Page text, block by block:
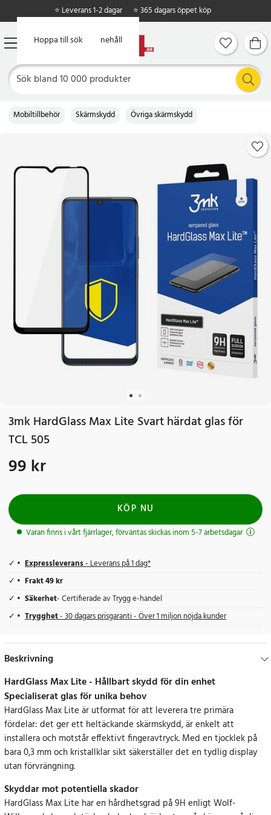
Hoppa till huvudinnehåll
Hoppa till sök
⭐ Leverans 1-2 dagar ⭐ 365 dagars öppet köp
Mobiltillbehör Skärmskydd Övriga skärmskydd
3mk HardGlass Max Lite Svart härdat glas för
TCL 505
Pris: 99 kr
99 kr
KÖP NU
Varan finns i vårt fjärrlager, förväntas skickas inom 5-7 arbetsdagar
Expressleverans- Leverans på 1 dag*
Frakt 49 kr
Säkerhet- Certifierade av Trygg e-handel
Trygghet- 30 dagars prisgaranti - Över 1 miljon nöjda kunder
Beskrivning
HardGlass Max Lite - Hållbart skydd för din enhet
Specialiserat glas för unika behov
HardGlass Max Lite är utformat för att leverera tre primära
fördelar: det ger ett heltäckande skärmskydd, är enkelt att
installera och motstår effektivt fingeravtryck. Med en tjocklek på
bara 0,3 mm och kristallklar sikt säkerställer det en tydlig display
utan förvrängning.
Skyddar mot potentiella skador
HardGlass Max Lite har en hårdhetsgrad på 9H enligt Wolf-